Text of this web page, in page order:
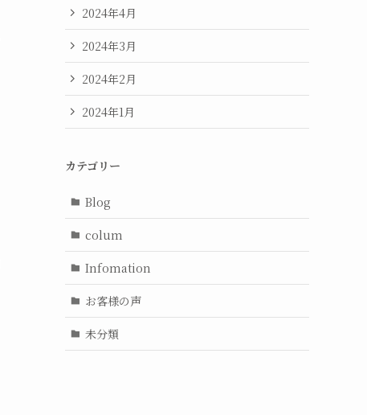
2024年4月
2024年3月
2024年2月
2024年1月
カテゴリー
Blog
colum
Infomation
お客様の声
未分類